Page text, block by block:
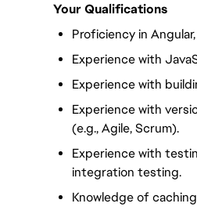
Your Qualifications
Proficiency in
Experience with
Experience with
Experience with
(e.g., Agile, Scrum).
Experience with
integration testing.
Knowledge of